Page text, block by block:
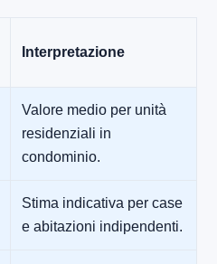
Interpretazione
Valore medio per unità
residenziali in
condominio.
Stima indicativa per case
e abitazioni indipendenti.